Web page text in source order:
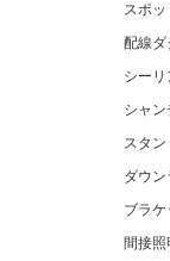
スポッ
配線ダ
シーリ
シャン
スタン
ダウン
ブラケ
間接照